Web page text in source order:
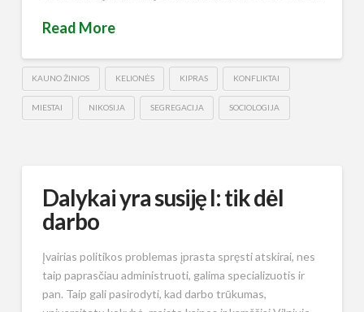
Read More
KAUNO ŽINIOS KELIONĖS KIPRAS KONFLIKTAI
MIESTAI NIKOSIJA SEGREGACIJA SOCIOLOGIJA
Dalykai yra susiję I: tik dėl
darbo
Įvairias politikos problemas įprasta spręsti atskirai, nes
taip paprasčiau administruoti, galima specializuotis ir
pan. Taip gali pasirodyti, kad darbo trūkumas,